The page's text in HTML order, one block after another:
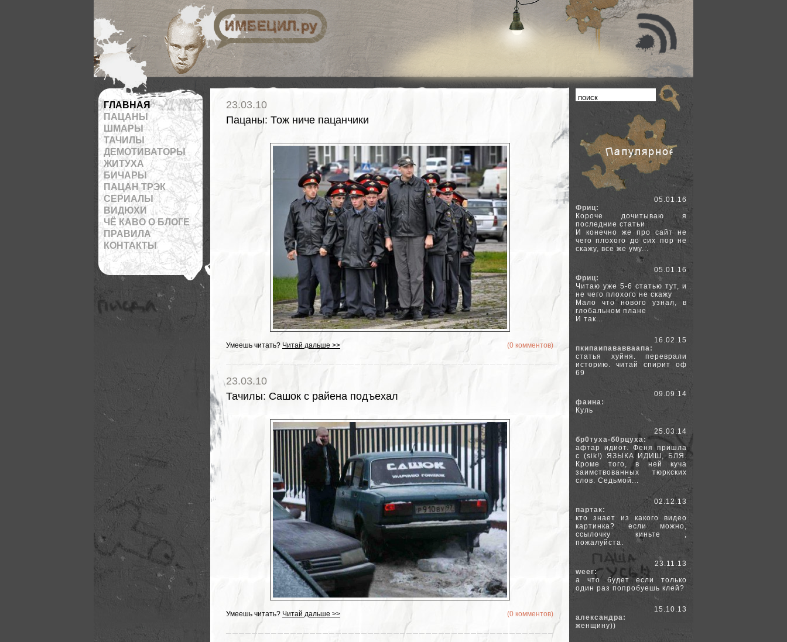
Подписаться на RSS
ГЛАВНАЯ
ПАЦАНЫ
ШМАРЫ
ТАЧИЛЫ
ДЕМОТИВАТОРЫ
ЖИТУХА
БИЧАРЫ
ПАЦАН ТРЭК
СЕРИАЛЫ
ВИДЮХИ
ЧЁ КАВО О БЛОГЕ
ПРАВИЛА
КОНТАКТЫ
23.03.10
Пацаны: Тож ниче пацанчики
Умеешь читать? Читай дальше >> (0 комментов)
23.03.10
Тачилы: Сашок с райена подъехал
Умеешь читать? Читай дальше >> (0 комментов)
05.01.16
Фриц:
Короче дочитываю я
последние статьи
И конечно же про сайт не
чего плохого до сих пор не
скажу, все же уму...
05.01.16
Фриц:
Читаю уже 5-6 статью тут, и
не чего плохого не скажу
Мало что нового узнал, в
глобальном плане
И так...
16.02.15
пкипаипававваапа:
статья хуйня. переврали
историю. читай спирит оф
69
09.09.14
фаина:
Куль
25.03.14
бр0туха-б0рцуха:
афтар идиот. Феня пришла
с (sik!) ЯЗЫКА ИДИШ, БЛЯ.
Кроме того, в ней куча
заимствованных тюркских
слов. Седьмой...
02.12.13
партак:
кто знает из какого видео
картинка? если можно,
ссылочку киньте ,
пожалуйста.
23.11.13
weer:
а что будет если только
один раз попробуешь клей?
15.10.13
александра:
женщину))